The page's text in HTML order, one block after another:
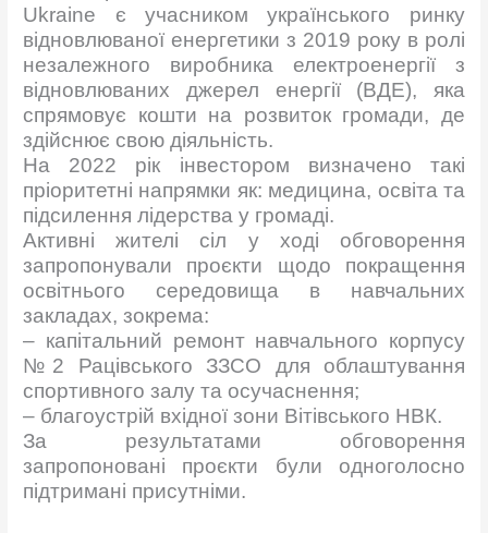
Ukraine є учасником українського ринку
відновлюваної енергетики з 2019 року в ролі
незалежного виробника електроенергії з
відновлюваних джерел енергії (ВДЕ), яка
спрямовує кошти на розвиток громади, де
здійснює свою діяльність.
На 2022 рік інвестором визначено такі
пріоритетні напрямки як: медицина, освіта та
підсилення лідерства у громаді.
Активні жителі сіл у ході обговорення
запропонували проєкти щодо покращення
освітнього середовища в навчальних
закладах, зокрема:
– капітальний ремонт навчального корпусу
№2 Рацівського ЗЗСО для облаштування
спортивного залу та осучаснення;
– благоустрій вхідної зони Вітівського НВК.
За результатами обговорення
запропоновані проєкти були одноголосно
підтримані присутніми.